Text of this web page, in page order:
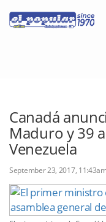
Classifieds
Categorías
Iniciar sesión
Canadá
Maduro y 39
Venezuela
September 23, 2017,